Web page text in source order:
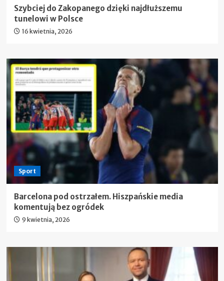
Szybciej do Zakopanego dzięki najdłuższemu
tunelowi w Polsce
16 kwietnia, 2026
Sport
Barcelona pod ostrzałem. Hiszpańskie media
komentują bez ogródek
9 kwietnia, 2026